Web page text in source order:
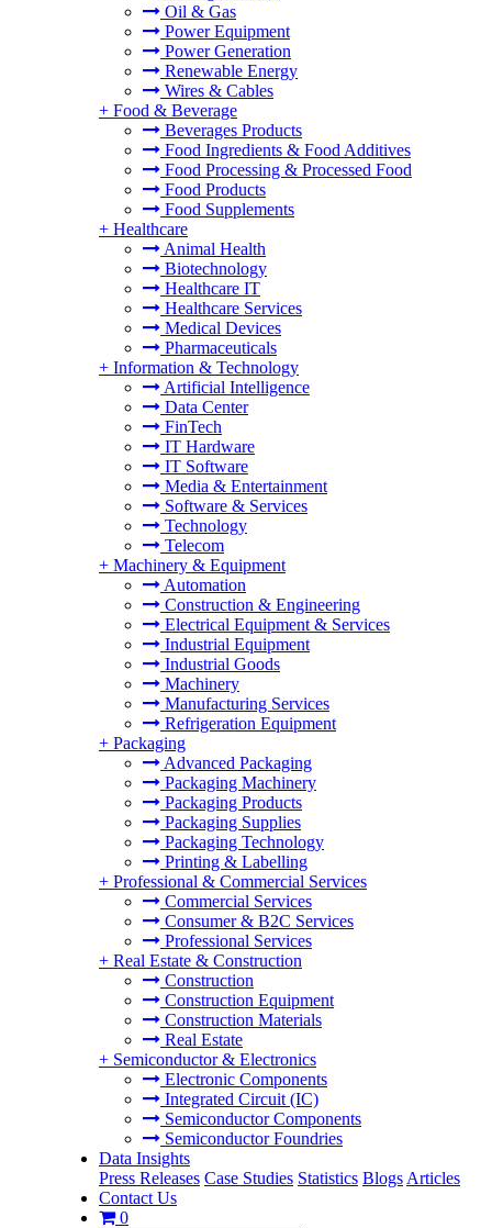
Oil & Gas
Power Equipment
Power Generation
Renewable Energy
Wires & Cables
+ Food & Beverage
Beverages Products
Food Ingredients & Food Additives
Food Processing & Processed Food
Food Products
Food Supplements
+ Healthcare
Animal Health
Biotechnology
Healthcare IT
Healthcare Services
Medical Devices
Pharmaceuticals
+ Information & Technology
Artificial Intelligence
Data Center
FinTech
IT Hardware
IT Software
Media & Entertainment
Software & Services
Technology
Telecom
+ Machinery & Equipment
Automation
Construction & Engineering
Electrical Equipment & Services
Industrial Equipment
Industrial Goods
Machinery
Manufacturing Services
Refrigeration Equipment
+ Packaging
Advanced Packaging
Packaging Machinery
Packaging Products
Packaging Supplies
Packaging Technology
Printing & Labelling
+ Professional & Commercial Services
Commercial Services
Consumer & B2C Services
Professional Services
+ Real Estate & Construction
Construction
Construction Equipment
Construction Materials
Real Estate
+ Semiconductor & Electronics
Electronic Components
Integrated Circuit (IC)
Semiconductor Components
Semiconductor Foundries
Data Insights
Press Releases Case Studies Statistics Blogs Articles
Contact Us
0